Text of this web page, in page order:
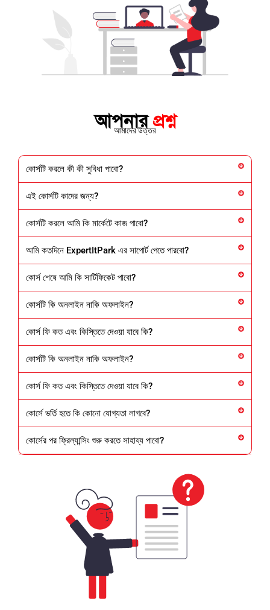
আপনারপ্রশ্ন
আমাদের উত্তর
কোর্সটি করলে কী কী সুবিধা পাবো?
এই কোর্সটি কাদের জন্য?
কোর্সটি করলে আমি কি মার্কেটে কাজ পাবো?
আমি কতদিনে ExpertItPark এর সাপোর্ট পেতে পারবো?
কোর্স শেষে আমি কি সার্টিফিকেট পাবো?
কোর্সটি কি অনলাইন নাকি অফলাইন?
কোর্স ফি কত এবং কিস্তিতে দেওয়া যাবে কি?
কোর্সটি কি অনলাইন নাকি অফলাইন?
কোর্স ফি কত এবং কিস্তিতে দেওয়া যাবে কি?
কোর্সে ভর্তি হতে কি কোনো যোগ্যতা লাগবে?
কোর্সের পর ফ্রিল্যান্সিং শুরু করতে সাহায্য পাবো?